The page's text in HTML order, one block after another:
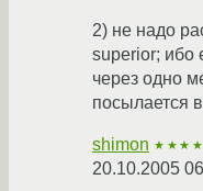
2) не надо
superior; ибо
через одно
посылается
shimon
20.10.2005